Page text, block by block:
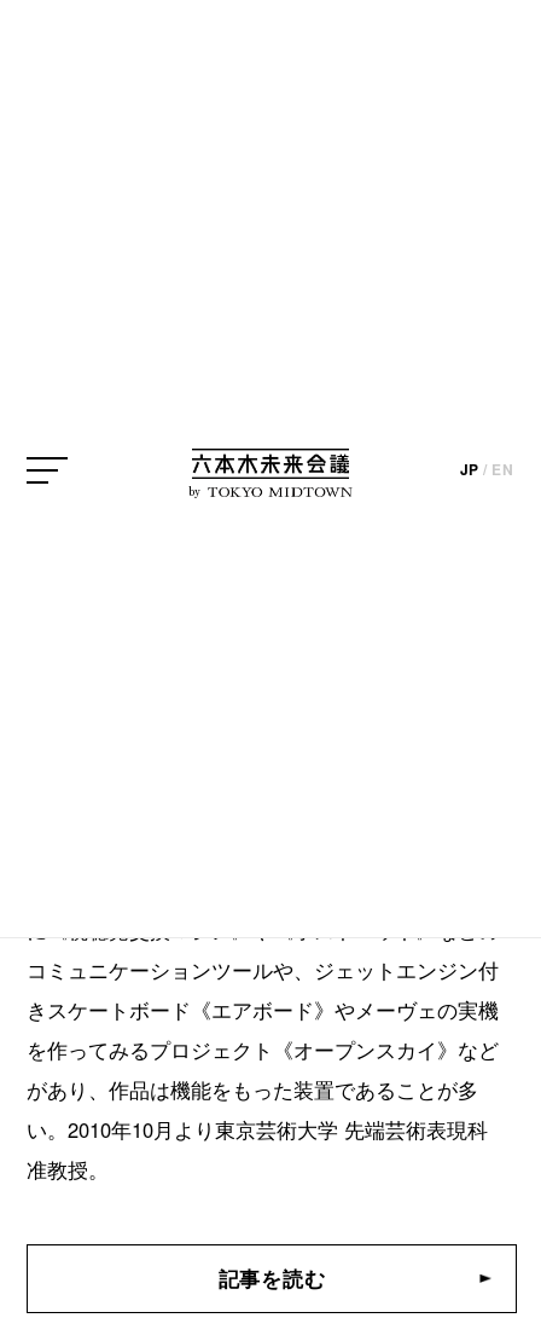
by
JP / EN
JP / EN
コミュニケーションツールや、ジェットエンジン付
きスケートボード《エアボード》やメーヴェの実機
を作ってみるプロジェクト《オープンスカイ》など
があり、作品は機能をもった装置であることが多
い。2010年10月より東京芸術大学 先端芸術表現科
准教授。
記事を読む